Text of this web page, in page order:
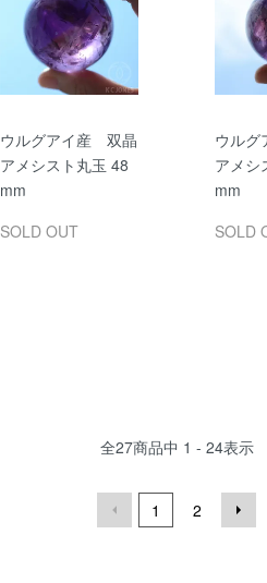
ウルグアイ産 双晶
アメシスト丸玉 48
mm
SOLD OUT
ウル
アメシ
mm
SOLD
全27商品中 1 - 24表示
1 2